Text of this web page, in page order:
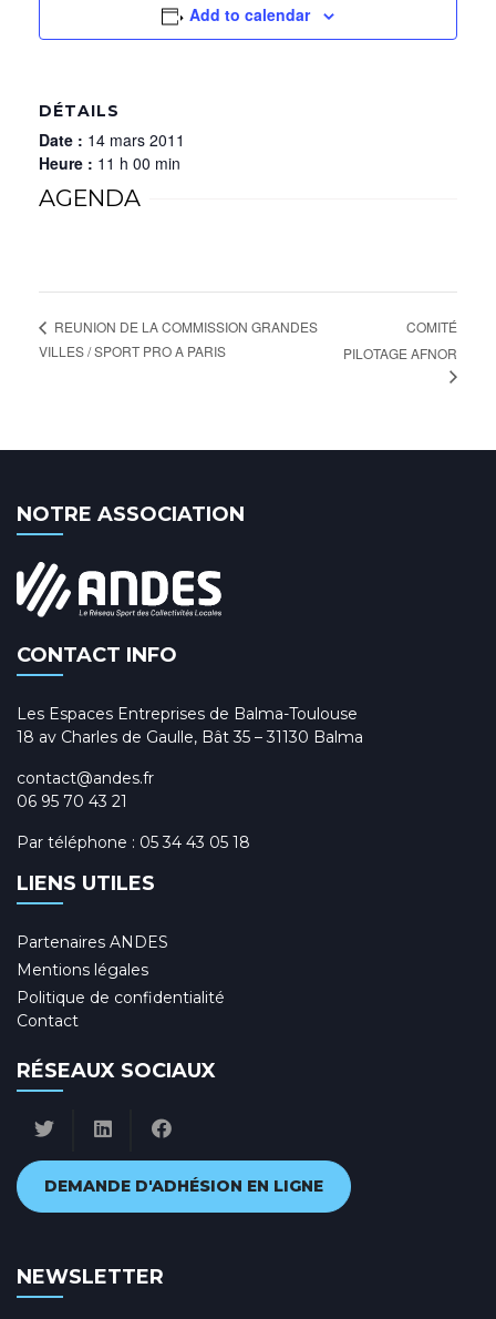
Add to calendar
DÉTAILS
Date : 14 mars 2011
Heure : 11 h 00 min
AGENDA
REUNION DE LA COMMISSION GRANDES
VILLES / SPORT PRO A PARIS
COMITÉ
PILOTAGE AFNOR
NOTRE ASSOCIATION
CONTACT INFO
Les Espaces Entreprises de Balma-Toulouse
18 av Charles de Gaulle, Bât 35 – 31130 Balma
contact@andes.fr
06 95 70 43 21
Par téléphone : 05 34 43 05 18
LIENS UTILES
Partenaires ANDES
Mentions légales
Politique de confidentialité
Contact
RÉSEAUX SOCIAUX
DEMANDE D'ADHÉSION EN LIGNE
NEWSLETTER